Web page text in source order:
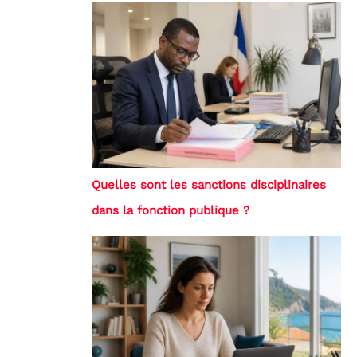
Quelles sont les sanctions disciplinaires
dans la fonction publique ?